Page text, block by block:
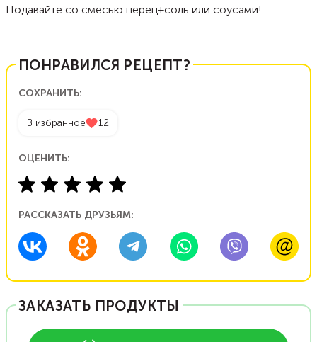
Подавайте со смесью перец+соль или соусами!
ПОНРАВИЛСЯ РЕЦЕПТ?
СОХРАНИТЬ:
В избранное 12
ОЦЕНИТЬ:
РАССКАЗАТЬ ДРУЗЬЯМ:
ЗАКАЗАТЬ ПРОДУКТЫ